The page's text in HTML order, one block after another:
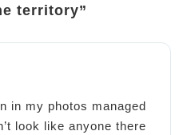
territory”
in my photos managed
look like anyone there